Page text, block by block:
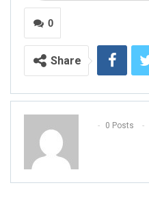
0
Share
0 Posts